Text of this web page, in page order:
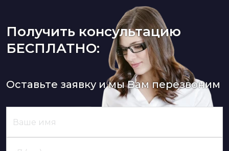
Получить консультацию
БЕСПЛАТНО:
Оставьте заявку и мы Вам перезвоним